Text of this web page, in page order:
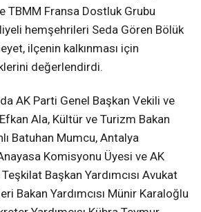
TBMM Fransa Dostluk Grubu
hemşehrileri Seda Gören Bölük
ilçenin kalkınması için
değerlendirdi.
AK Parti Genel Başkan Vekili ve
Ala, Kültür ve Turizm Bakan
Batuhan Mumcu, Antalya
Komisyonu Üyesi ve AK
Başkan Yardımcısı Avukat
Bakan Yardımcısı Münir Karaloğlu